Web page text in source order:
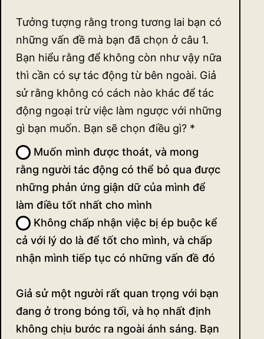
Tưởng tượng rằng trong tương lai bạn có
những vấn đề mà bạn đã chọn ở câu 1.
Bạn hiểu rằng để không còn như vậy nữa
thì cần có sự tác động từ bên ngoài. Giả
sử rằng không có cách nào khác để tác
động ngoại trừ việc làm ngược với những
gì bạn muốn. Bạn sẽ chọn điều gì? *
Muốn mình được thoát, và mong
rằng người tác động có thể bỏ qua được
những phản ứng giận dữ của mình để
làm điều tốt nhất cho mình
Không chấp nhận việc bị ép buộc kể
cả với lý do là để tốt cho mình, và chấp
nhận mình tiếp tục có những vấn đề đó
Giả sử một người rất quan trọng với bạn
đang ở trong bóng tối, và họ nhất định
không chịu bước ra ngoài ánh sáng. Bạn